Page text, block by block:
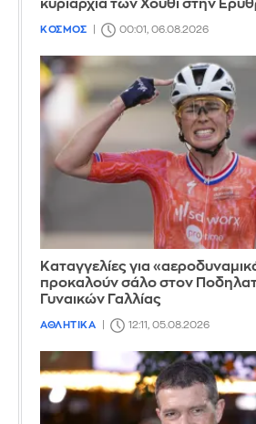
κυριαρχία των Χούθι στην
ΚΟΣΜΟΣ 00:01, 06.08.2026
Καταγγελίες για
προκαλούν σάλο στον
Γυναικών Γαλλίας
ΑΘΛΗΤΙΚΑ 12:11, 05.08.2026